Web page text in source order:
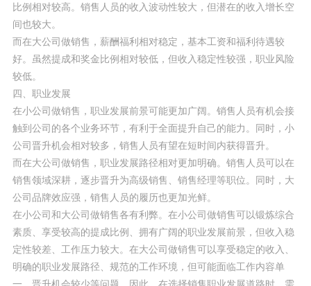
比例相对较高。销售人员的收入波动性较大，但潜在的收入增长空
间也较大。
而在大公司做销售，薪酬福利相对稳定，基本工资和福利待遇较
好。虽然提成和奖金比例相对较低，但收入稳定性较强，职业风险
较低。
四、职业发展
在小公司做销售，职业发展前景可能更加广阔。销售人员有机会接
触到公司的各个业务环节，有利于全面提升自己的能力。同时，小
公司晋升机会相对较多，销售人员有望在短时间内获得晋升。
而在大公司做销售，职业发展路径相对更加明确。销售人员可以在
销售领域深耕，逐步晋升为高级销售、销售经理等职位。同时，大
公司品牌效应强，销售人员的履历也更加光鲜。
在小公司和大公司做销售各有利弊。在小公司做销售可以锻炼综合
素质、享受较高的提成比例、拥有广阔的职业发展前景，但收入稳
定性较差、工作压力较大。在大公司做销售可以享受稳定的收入、
明确的职业发展路径、规范的工作环境，但可能面临工作内容单